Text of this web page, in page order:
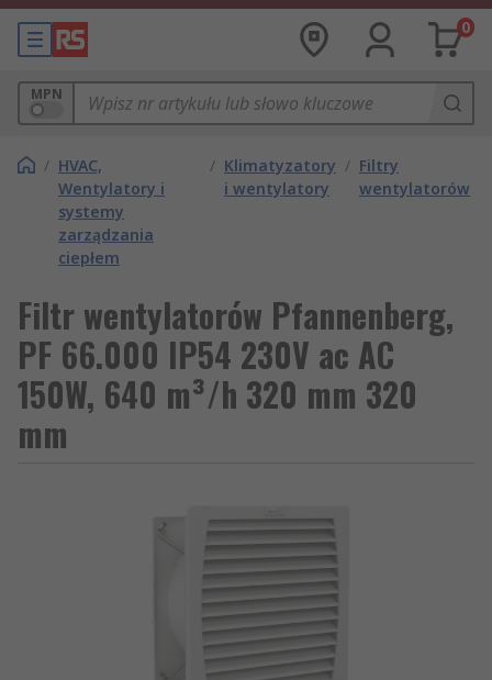
0
MPN
/ HVAC,
Wentylatory i
systemy
zarządzania
ciepłem
/ Klimatyzatory
i wentylatory
/ Filtry
wentylatorów
Filtr wentylatorów Pfannenberg,
PF 66.000 IP54 230V ac AC
150W, 640 m³/h 320 mm 320
mm